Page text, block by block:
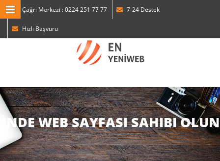
MENU NAVIGATION
ANASAYFA
HİZMETLERİMİZ
İLETİŞİM
Çağrı Merkezi : 0224 251 77 77 7-24 Destek
Hızlı Başvuru
WEB SAYFASI SAHIBI OLUN